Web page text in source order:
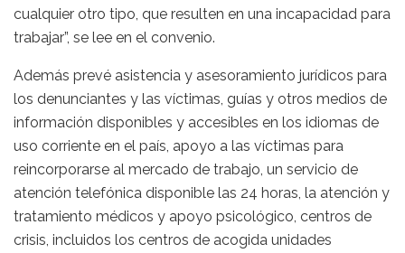
cualquier otro tipo, que resulten en una incapacidad para
trabajar”, se lee en el convenio.
Además prevé asistencia y asesoramiento jurídicos para
los denunciantes y las víctimas, guías y otros medios de
información disponibles y accesibles en los idiomas de
uso corriente en el país, apoyo a las víctimas para
reincorporarse al mercado de trabajo, un servicio de
atención telefónica disponible las 24 horas, la atención y
tratamiento médicos y apoyo psicológico, centros de
crisis, incluidos los centros de acogida unidades